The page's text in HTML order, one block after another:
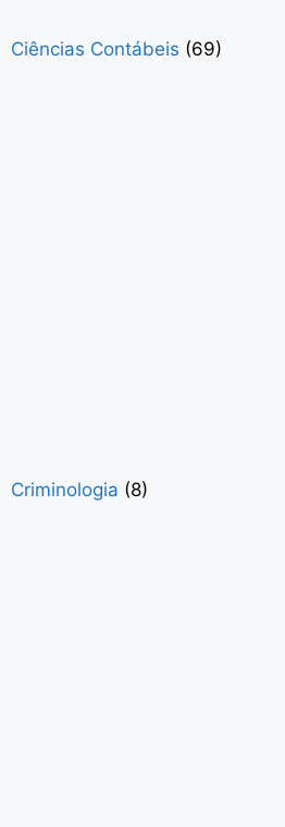
Ciências Contábeis (69)
Criminologia (8)